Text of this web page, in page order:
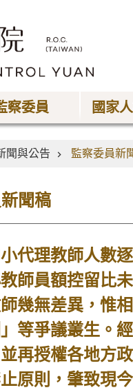
察委員 國家
聞與公告 監察委員新
聞稿
代理教師人數
師員額控留比
幾無差異，惟
等爭議叢生。
再授權各地方
原則，肇致現